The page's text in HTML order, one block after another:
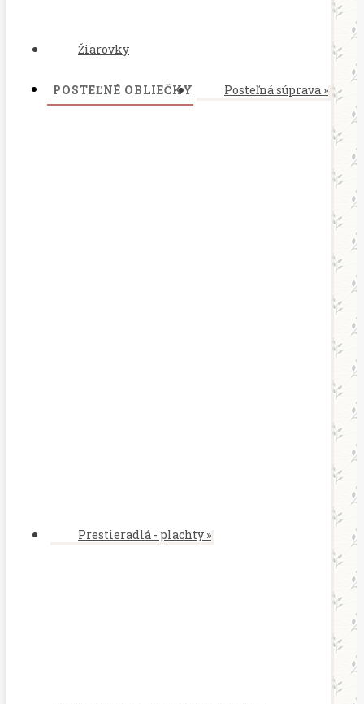
Žiarovky
POSTEĽNÉ OBLIEČKY Posteľná súprava »
Prestieradlá - plachty »